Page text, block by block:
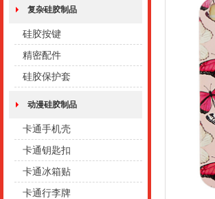
复杂硅胶制品
硅胶按键
精密配件
硅胶保护套
动漫硅胶制品
卡通手机壳
卡通钥匙扣
卡通冰箱贴
卡通行李牌